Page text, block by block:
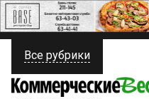
ПОЛИТИКА
ФИНАНСЫ
Все рубрики